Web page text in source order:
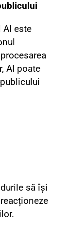
AI este
AI poate
să își